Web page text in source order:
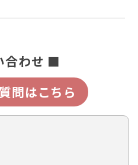
合わせ ■
問はこちら